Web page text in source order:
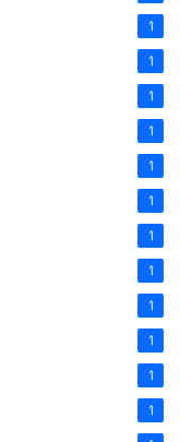
1
1
1
1
1
1
1
1
1
1
1
1